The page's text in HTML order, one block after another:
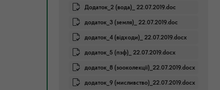
Додаток_2 (вода)_ 22.07.2019.doc
додаток_3 (земля)_ 22.07.2019.doc
додаток_4 (відходи)_ 22.07.2019.docx
додаток_5 (пзф)_ 22.07.2019.docx
додаток_8 (зооколекції)_22.07.2019.docx
додаток_9 (мисливство)_22.07.2019.docx